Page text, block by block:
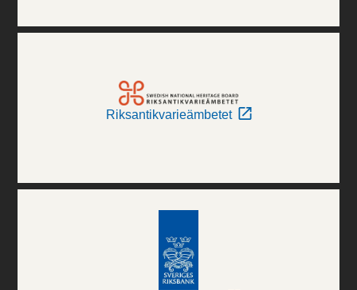
Riksantikvarieämbetet